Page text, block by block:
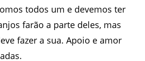
todos um e devemos ter
farão a parte deles, mas
fazer a sua. Apoio e amor